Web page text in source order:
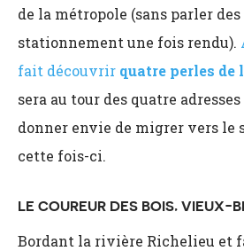
de la métropole (sans parler des
stationnement une fois rendu).
fait découvrir quatre perles de
sera au tour des quatre
donner envie de migrer vers le
cette fois-ci.
LE COUREUR DES BOIS, VIEUX-
Bordant la rivière Richelieu et